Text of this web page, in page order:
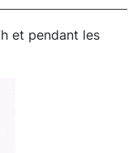
et pendant les